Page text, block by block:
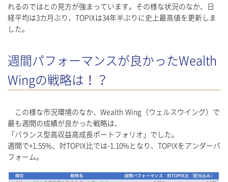
れるのではとの見方が強まっています。その様な状況のなか、日
経平均は3カ月ぶり、TOPIXは34年半ぶりに史上最高値を更新しま
した。
週間パフォーマンスが良かったWealth
Wingの戦略は！？
この様な市況環境のなか、Wealth Wing（ウェルスウイング）で
最も週間の成績が良かった戦略は、
「バランス型高収益高成長ポートフォリオ」でした。
週間で+1.55%、対TOPIX比では-1.10%となり、TOPIXをアンダーパ
フォーム。